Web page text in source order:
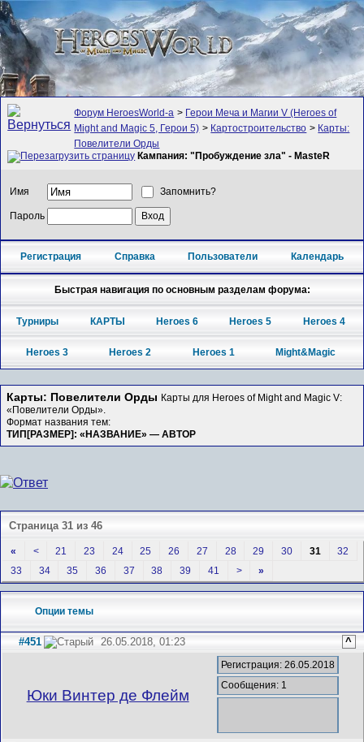
Форум HeroesWorld-а > Герои Меча и Магии V (Heroes of
Might and Magic 5, Герои 5) > Картостроительство > Карты:
Повелители Орды
Кампания: "Пробуждение зла" - MasteR
Имя Запомнить?
Пароль
Регистрация Справка Пользователи Календарь
Быстрая навигация по основным разделам форума:
Турниры КАРТЫ Heroes 6 Heroes 5 Heroes 4
Heroes 3 Heroes 2 Heroes 1 Might&Magic
Карты: Повелители Орды Карты для Heroes of Might and Magic V:
«Повелители Орды».
Формат названия тем:
ТИП[РАЗМЕР]: «НАЗВАНИЕ» — АВТОР
Страница 31 из 46
« < 21 23 24 25 26 27 28 29 30 31
32
33
34 35 36 37 38 39 41 > »
Опции темы
#451 26.05.2018, 01:23 ^
Юки Винтер де Флейм
Регистрация: 26.05.2018
Сообщения: 1